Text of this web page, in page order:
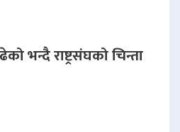
भन्दै राष्ट्रसंघको चिन्ता